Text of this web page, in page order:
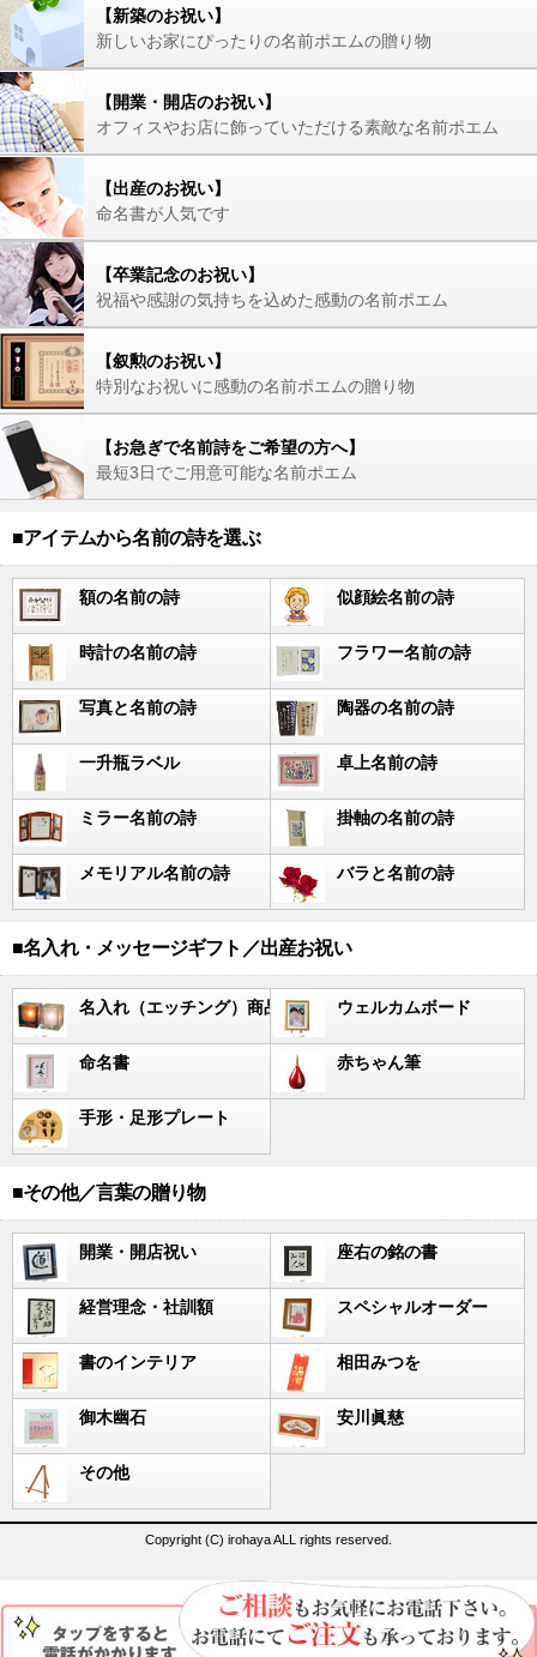
【新築のお祝い】
新しいお家にぴったりの名前ポエムの贈り物
【開業・開店のお祝い】
オフィスやお店に飾っていただける素敵な名前ポエム
【出産のお祝い】
命名書が人気です
【卒業記念のお祝い】
祝福や感謝の気持ちを込めた感動の名前ポエム
【叙勲のお祝い】
特別なお祝いに感動の名前ポエムの贈り物
【お急ぎで名前詩をご希望の方へ】
最短3日でご用意可能な名前ポエム
■アイテムから名前の詩を選ぶ
額の名前の詩 似顔絵名前の詩
時計の名前の詩 フラワー名前の詩
写真と名前の詩 陶器の名前の詩
一升瓶ラベル 卓上名前の詩
ミラー名前の詩 掛軸の名前の詩
メモリアル名前の詩 バラと名前の詩
■名入れ・メッセージギフト／出産お祝い
名入れ（エッチング）商品 ウェルカムボード
命名書 赤ちゃん筆
手形・足形プレート
■その他／言葉の贈り物
開業・開店祝い 座右の銘の書
経営理念・社訓額 スペシャルオーダー
書のインテリア 相田みつを
御木幽石 安川眞慈
その他
Copyright (C) irohaya ALL rights reserved.